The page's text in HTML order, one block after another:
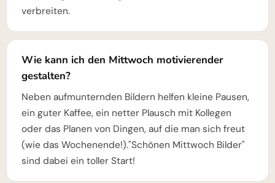
verbreiten.
Wie kann ich den Mittwoch motivierender
gestalten?
Neben aufmunternden Bildern helfen kleine Pausen,
ein guter Kaffee, ein netter Plausch mit Kollegen
oder das Planen von Dingen, auf die man sich freut
(wie das Wochenende!)."Schönen Mittwoch Bilder"
sind dabei ein toller Start!